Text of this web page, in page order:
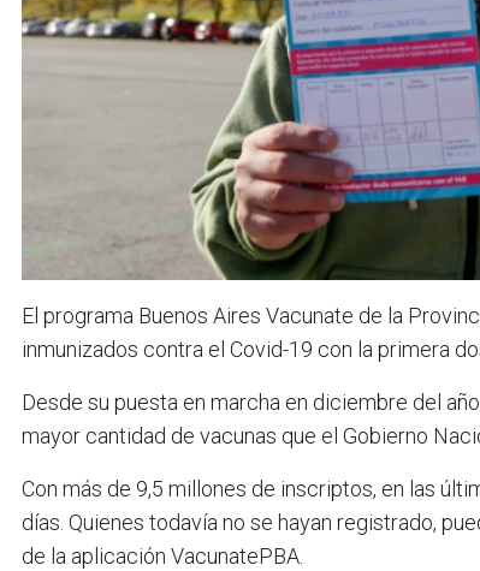
El programa Buenos Aires Vacunate de la
inmunizados contra el Covid-19 con la primera
Desde su puesta en marcha en diciembre del
mayor cantidad de vacunas que el Gobierno
Con más de 9,5 millones de inscriptos, en las
días. Quienes todavía no se hayan registrado,
de la aplicación VacunatePBA.